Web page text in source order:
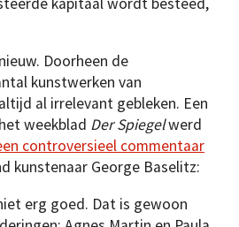
Doorheen de
kunstwerken van
al irrelevant gebleken. Een
weekblad Der Spiegelwerd
controversieel commentaar
kunstenaar George Baselitz:
erg goed. Dat is gewoon